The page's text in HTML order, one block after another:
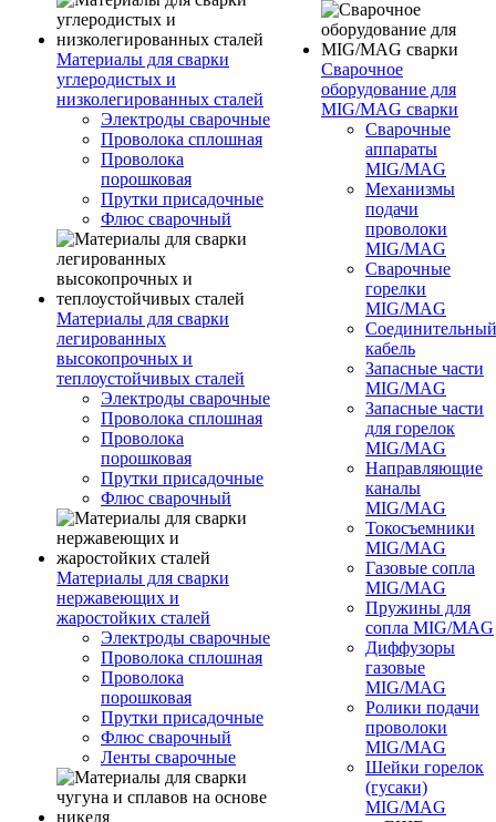
Материалы для сварки
углеродистых и
низколегированных сталей
Электроды сварочные
Проволока сплошная
Проволока
порошковая
Прутки присадочные
Флюс сварочный
Материалы для сварки
легированных
высокопрочных и
теплоустойчивых сталей
Электроды сварочные
Проволока сплошная
Проволока
порошковая
Прутки присадочные
Флюс сварочный
Материалы для сварки
нержавеющих и
жаростойких сталей
Электроды сварочные
Проволока сплошная
Проволока
порошковая
Прутки присадочные
Флюс сварочный
Ленты сварочные
Сварочное
оборудование для
MIG/MAG сварки
Сварочные
аппараты
MIG/MAG
Механизмы
подачи
проволоки
MIG/MAG
Сварочные
горелки
MIG/MAG
Соединительный
кабель
Запасные части
MIG/MAG
Запасные части
для горелок
MIG/MAG
Направляющие
каналы
MIG/MAG
Токосъемники
MIG/MAG
Газовые сопла
MIG/MAG
Пружины для
сопла MIG/MAG
Диффузоры
газовые
MIG/MAG
Ролики подачи
проволоки
MIG/MAG
Шейки горелок
(гусаки)
MIG/MAG